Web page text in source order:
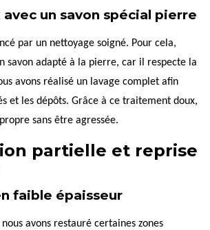
un savon spécial pierre
par un nettoyage soigné. Pour cela,
savon adapté à la pierre, car il respecte la
avons réalisé un lavage complet afin
et les dépôts. Grâce à ce traitement doux,
sans être agressée.
partielle et reprise
faible épaisseur
avons restauré certaines zones